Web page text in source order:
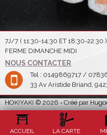
7J/7 ( 11:30-14:30 ET 18:30-22:30 )
FERME DIMANCHE MIDI
NOUS CONTACTER
Tel : 0149869717 /
33 Av Aristide Briand,
HOKIYAKI © 2026 - Créé par
ACCUEIL LA CARTE